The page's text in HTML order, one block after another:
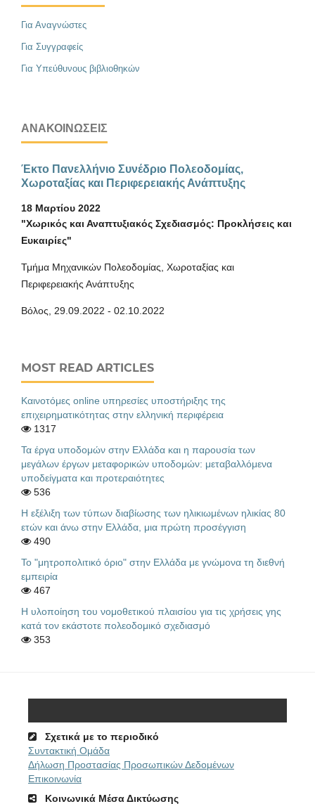
Για Αναγνώστες
Για Συγγραφείς
Για Υπεύθυνους βιβλιοθηκών
ΑΝΑΚΟΙΝΏΣΕΙΣ
Έκτο Πανελλήνιο Συνέδριο Πολεοδομίας,
Χωροταξίας και Περιφερειακής Ανάπτυξης
18 Μαρτίου 2022
"Χωρικός και Αναπτυξιακός Σχεδιασμός: Προκλήσεις και
Ευκαιρίες"
Τμήμα Μηχανικών Πολεοδομίας, Χωροταξίας και
Περιφερειακής Ανάπτυξης
Βόλος, 29.09.2022 - 02.10.2022
MOST READ ARTICLES
Καινοτόμες online υπηρεσίες υποστήριξης της
επιχειρηματικότητας στην ελληνική περιφέρεια
1317
Τα έργα υποδομών στην Ελλάδα και η παρουσία των
μεγάλων έργων μεταφορικών υποδομών: μεταβαλλόμενα
υποδείγματα και προτεραιότητες
536
Η εξέλιξη των τύπων διαβίωσης των ηλικιωμένων ηλικίας 80
ετών και άνω στην Ελλάδα, μια πρώτη προσέγγιση
490
Το "μητροπολιτικό όριο" στην Ελλάδα με γνώμονα τη διεθνή
εμπειρία
467
Η υλοποίηση του νομοθετικού πλαισίου για τις χρήσεις γης
κατά τον εκάστοτε πολεοδομικό σχεδιασμό
353
Σχετικά με το περιοδικό
Συντακτική Ομάδα
Δήλωση Προστασίας Προσωπικών Δεδομένων
Επικοινωνία
Κοινωνικά Μέσα Δικτύωσης